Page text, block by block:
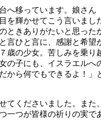
へ移っています。娘さん
を輝かせてこう言いま
きありがたいと思った
言ひと言に、感謝と希望
の少女。苦しみを乗り
子にも、イスラエルへ
から何でもできるよ！
てくださいました。ま
一つが皆様の祈りの実